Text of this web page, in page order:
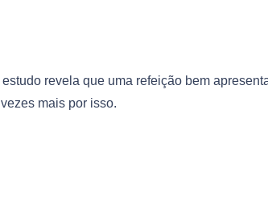
revela que uma refeição bem
mais por isso.